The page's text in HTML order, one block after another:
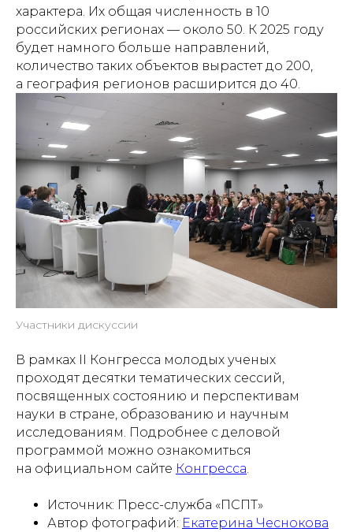
характера. Их общая численность в 10
российских регионах — около 50. К 2025 году
будет намного больше направлений,
количество таких объектов вырастет до 200,
а география регионов расширится до 40.
Участники дискуссии
В рамках II Конгресса молодых ученых
проходят десятки тематических сессий,
посвященных состоянию и перспективам
науки в стране, образованию и научным
исследованиям. Подробнее с деловой
программой можно ознакомиться
на официальном сайте Конгресса.
Источник: Пресс-служба «ПСПТ»
Автор фотографий: Екатерина Чеснокова